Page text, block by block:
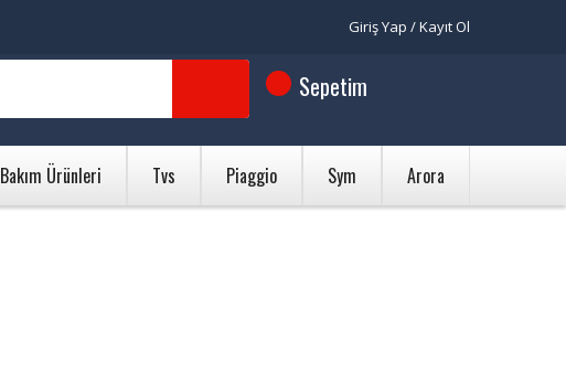
Giriş Yap / Kayıt Ol
Sepetim
Bakım Ürünleri Tvs Piaggio Sym Arora